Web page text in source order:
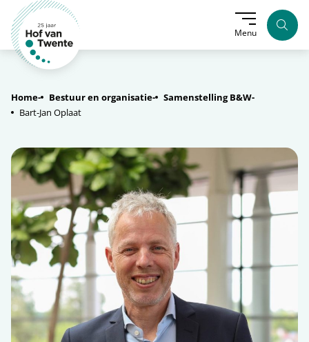
Menu
Home Bestuur en organisatie
Samenstelling B&W
Bart-Jan Oplaat